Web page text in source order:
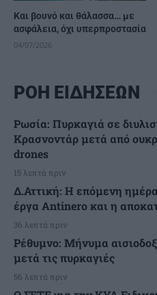
Και βουνό και θάλασσα… με
ασφάλεια, όχι υπερπροστασία
04/07/2026
ΡΟΗ ΕΙΔΗΣΕΩΝ
Ρωσία: Πυρκαγιά σε
Κρασνοντάρ μετά από
drones
15 λεπτά πριν
Δ.Αττική: Η επόμενη
έργα Antinero και η
36 λεπτά πριν
Ρέθυμνο: Μήνυμα
μετά τις πυρκαγιές
56 λεπτά πριν